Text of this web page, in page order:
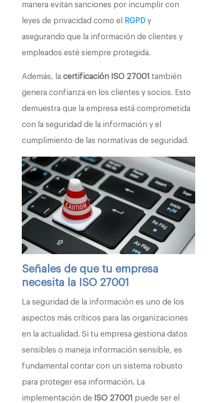
manera evitan sanciones por incumplir con
leyes de privacidad como el RGPDy
asegurando que la información de clientes y
empleados esté siempre protegida.
Además, la certificación ISO 27001 también
genera confianza en los clientes y socios. Esto
demuestra que la empresa está comprometida
con la seguridad de la información y el
cumplimiento de las normativas de seguridad.
Señales de que tu empresa
necesita la ISO 27001
La seguridad de la información es uno de los
aspectos más críticos para las organizaciones
en la actualidad. Si tu empresa gestiona datos
sensibles o maneja información sensible, es
fundamental contar con un sistema robusto
para proteger esa información. La
implementación de ISO 27001 puede ser el